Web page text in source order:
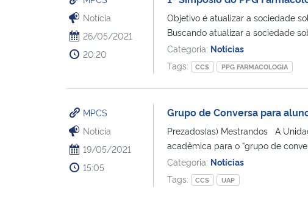
Notícia
26/05/2021
20:20
Objetivo é atualizar a sociedade
Buscando atualizar a sociedade
Categoria: Notícias
Tags:
CCS PPG FARMACOLOGIA
MPCS
Notícia
19/05/2021
15:05
Grupo de Conversa para
Prezados(as) Mestrandos A
acadêmica para o “grupo de
Categoria: Notícias
Tags:
CCS UAP